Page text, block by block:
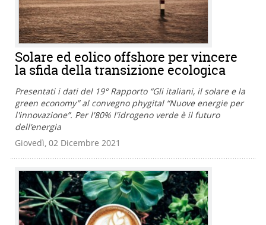
Solare ed eolico offshore per vincere
la sfida della transizione ecologica
Presentati i dati del 19° Rapporto “Gli italiani, il solare e la
green economy” al convegno phygital “Nuove energie per
l'innovazione”. Per l'80% l'idrogeno verde è il futuro
dell'energia
Giovedì, 02 Dicembre 2021